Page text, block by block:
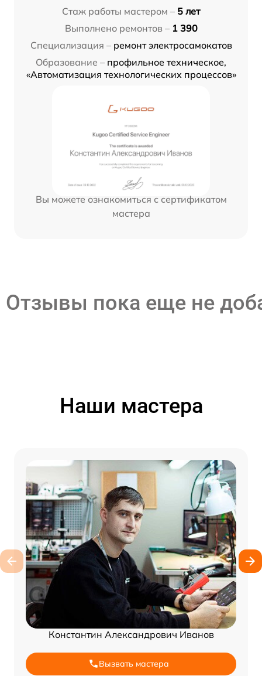
Стаж работы мастером – 5 лет
Выполнено ремонтов – 1 390
Специализация – ремонт электросамокатов
Образование – профильное техническое,
«Автоматизация технологических процессов»
Вы можете ознакомиться с сертификатом
мастера
Отзывы пока еще не
Наши мастера
Константин Александрович Иванов
Вызвать мастера